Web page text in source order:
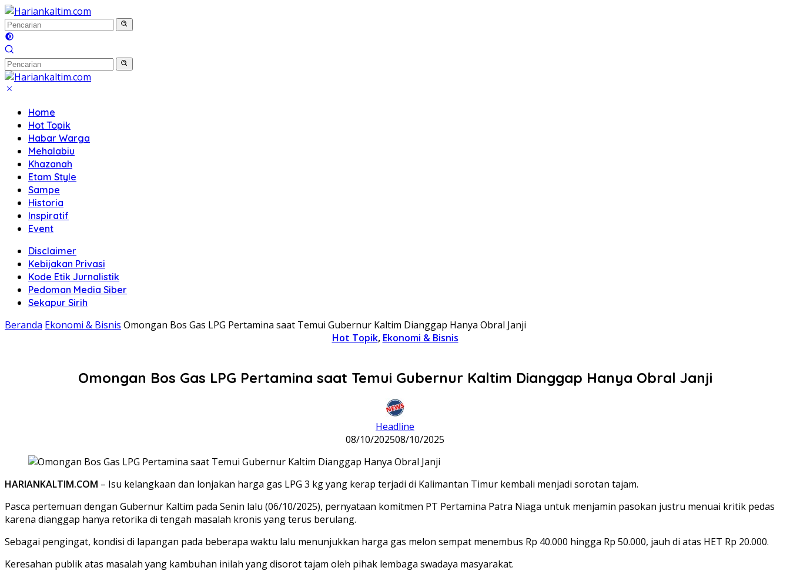
Langsung
ke
konten
Home
Hot Topik
Habar Warga
Mehalabiu
Khazanah
Etam Style
Sampe
Historia
Inspiratif
Event
Disclaimer
Kebijakan Privasi
Kode Etik Jurnalistik
Pedoman Media Siber
Sekapur Sirih
Beranda Ekonomi & Bisnis Omongan Bos Gas LPG Pertamina saat Temui Gubernur Kaltim Dianggap Hanya Obral Janji
Hot Topik, Ekonomi & Bisnis
Omongan Bos Gas LPG Pertamina saat Temui Gubernur Kaltim Dianggap Hanya Obral Janji
Headline
08/10/202508/10/2025
HARIANKALTIM.COM – Isu kelangkaan dan lonjakan harga gas LPG 3 kg yang kerap terjadi di Kalimantan Timur kembali menjadi sorotan tajam.
Pasca pertemuan dengan Gubernur Kaltim pada Senin lalu (06/10/2025), pernyataan komitmen PT Pertamina Patra Niaga untuk menjamin pasokan justru menuai kritik pedas
karena dianggap hanya retorika di tengah masalah kronis yang terus berulang.
Sebagai pengingat, kondisi di lapangan pada beberapa waktu lalu menunjukkan harga gas melon sempat menembus Rp 40.000 hingga Rp 50.000, jauh di atas HET Rp 20.000.
Keresahan publik atas masalah yang kambuhan inilah yang disorot tajam oleh pihak lembaga swadaya masyarakat.